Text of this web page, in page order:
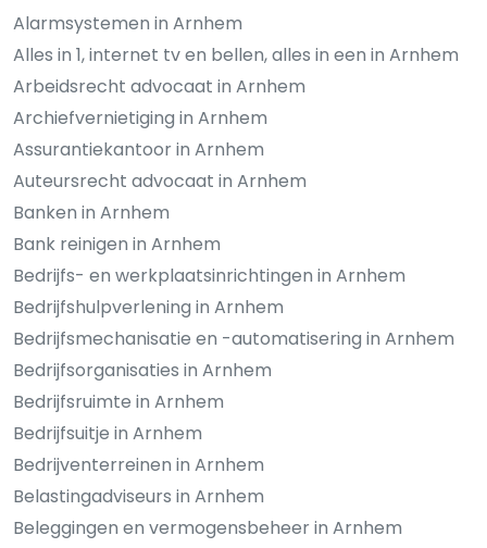
Alarmsystemen in Arnhem
Alles in 1, internet tv en bellen, alles in een in Arnhem
Arbeidsrecht advocaat in Arnhem
Archiefvernietiging in Arnhem
Assurantiekantoor in Arnhem
Auteursrecht advocaat in Arnhem
Banken in Arnhem
Bank reinigen in Arnhem
Bedrijfs- en werkplaatsinrichtingen in Arnhem
Bedrijfshulpverlening in Arnhem
Bedrijfsmechanisatie en -automatisering in Arnhem
Bedrijfsorganisaties in Arnhem
Bedrijfsruimte in Arnhem
Bedrijfsuitje in Arnhem
Bedrijventerreinen in Arnhem
Belastingadviseurs in Arnhem
Beleggingen en vermogensbeheer in Arnhem